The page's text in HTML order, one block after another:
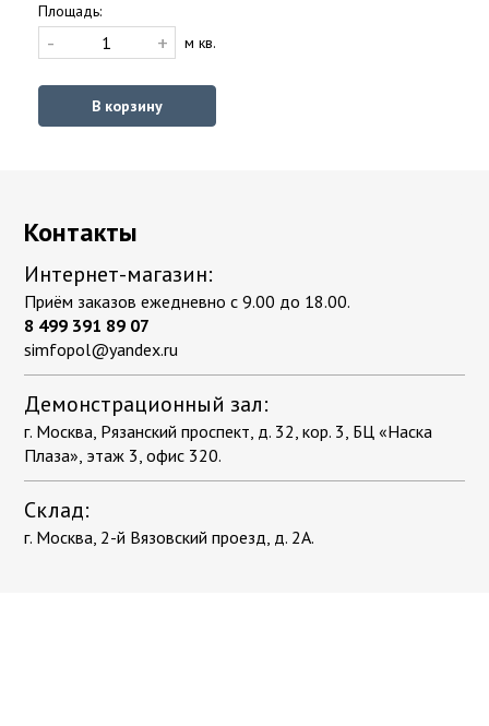
Площадь:
- + м кв.
В корзину
Контакты
Интернет-магазин:
Приём заказов ежедневно с 9.00 до 18.00.
8 499 391 89 07
simfopol@yandex.ru
Демонстрационный зал:
г. Москва, Рязанский проспект, д. 32, кор. 3, БЦ «Наска
Плаза», этаж 3, офис 320.
Склад:
г. Москва, 2-й Вязовский проезд, д. 2А.